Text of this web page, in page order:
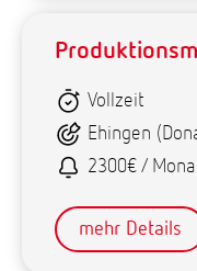
Vollzeit
Ehingen
2300€ /
mehr Details